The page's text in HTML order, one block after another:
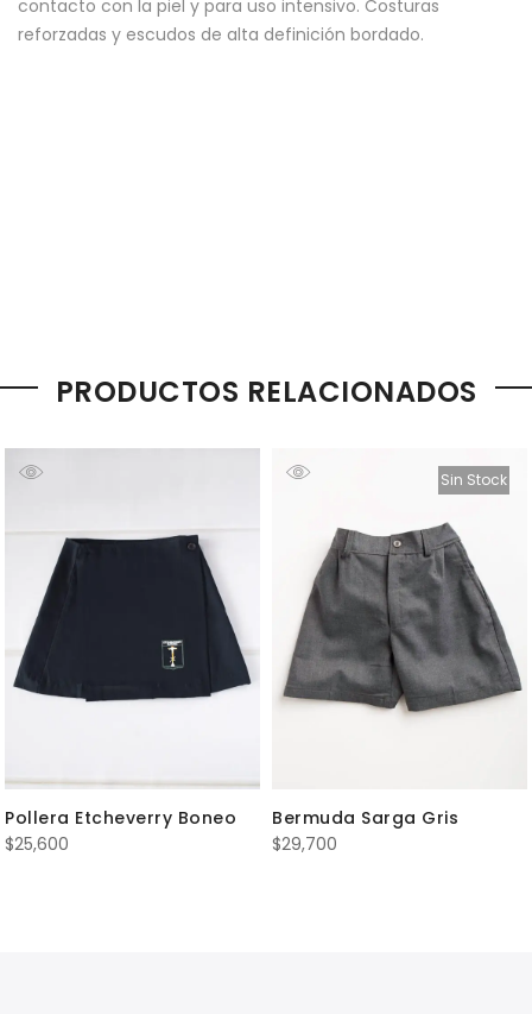
contacto con la piel y para uso intensivo. Costuras
reforzadas y escudos de alta definición bordado.
PRODUCTOS RELACIONADOS
Pollera Etcheverry Boneo
$25,600
Sin Stock
Bermuda Sarga Gris
$29,700